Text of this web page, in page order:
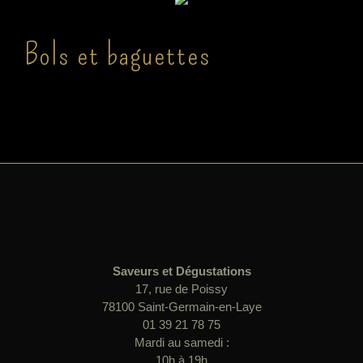
Bols et baguettes
Saveurs et Dégustations
17, rue de Poissy
78100 Saint-Germain-en-Laye
01 39 21 78 75
Mardi au samedi :